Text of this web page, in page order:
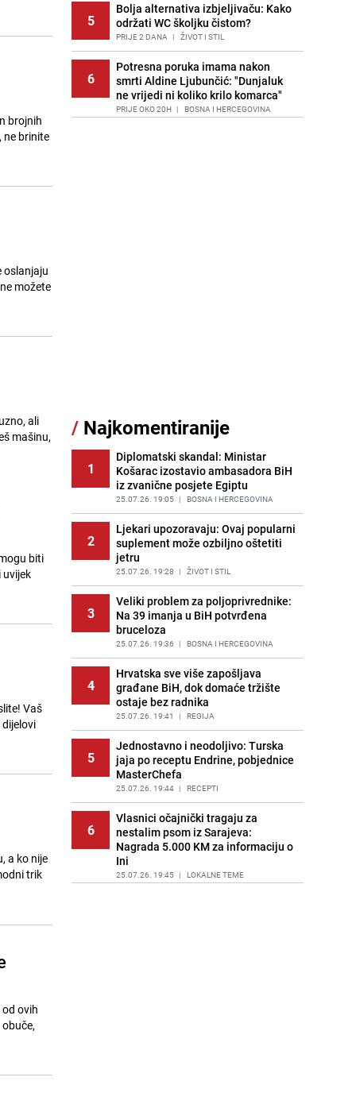
brojnih
ne brinite
oslanjaju
možete
ali
mašinu,
biti
uvijek
Vaš
a ko nije
trik
ovih
5
Bolja alternativa izbjeljivaču: Kako
održati WC školjku čistom?
PRIJE 2 DANA | ŽIVOT I STIL
6
Potresna poruka imama nakon
smrti Aldine Ljubunčić: "Dunjaluk
ne vrijedi ni koliko krilo komarca"
PRIJE OKO 20H | BOSNA I HERCEGOVINA
11
Recept za brze uštipke: Ne upijaju
ulje i gotovi su za 30 minuta
PRIJE OKO 10H RECEPTI
Gosti iz Njemačke napravili požar u
apartmanu u Istri, vlasniku se
smijali i pokazivali srednji prst
PRIJE 2 DANA | REGIJA
Očistite rernu bez hemikalija:
Poznata stručnjakinja dijeli savjete
PRIJE 2 DANA | ŽIVOT I STIL
14
Užas u bh. susjedstvu, mladići
bludničili nad maloljetnicom i sve
snimali: "Stari te gleda u lajvu"
PRIJE 1 DAN | REGIJA
15
Novi detalji istrage: Ruske službe
otkrile moguć uzrok tragedije bh.
planinara na Elbrusu
PRIJE 2 DANA | SVIJET
/ Najkomentiranije
1
Diplomatski skandal: Ministar
Košarac izostavio ambasadora BiH
iz zvanične posjete Egiptu
25.07.26. 19:05 | BOSNA I HERCEGOVINA
2
Ljekari upozoravaju: Ovaj popularni
suplement može ozbiljno oštetiti
jetru
25.07.26. 19:28 | ŽIVOT I STIL
3
Veliki problem za poljoprivrednike:
Na 39 imanja u BiH potvrđena
bruceloza
25.07.26. 19:36 | BOSNA I HERCEGOVINA
4
Hrvatska sve više zapošljava
građane BiH, dok domaće tržište
ostaje bez radnika
25.07.26. 19:41 | REGIJA
5
Jednostavno i neodoljivo: Turska
jaja po receptu Endrine, pobjednice
MasterChefa
25.07.26. 19:44 | RECEPTI
6
Vlasnici očajnički tragaju za
nestalim psom iz Sarajeva:
Nagrada 5.000 KM za informaciju o
Ini
25.07.26. 19:45 | LOKALNE TEME